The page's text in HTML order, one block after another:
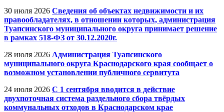
30 июля 2026 Сведения об объектах недвижимости и их
правообладателях, в отношении которых, администрация
Туапсинского муниципального округа принимает решение
в рамках 518-ФЗ от 30.12.2020г.
28 июля 2026 Администрация Туапсинского
муниципального округа Краснодарского края сообщает о
возможном установлении публичного сервитута
24 июля 2026 С 1 сентября вводится в действие
двухпоточная система раздельного сбора твёрдых
коммунальных отходов в Краснодарском крае